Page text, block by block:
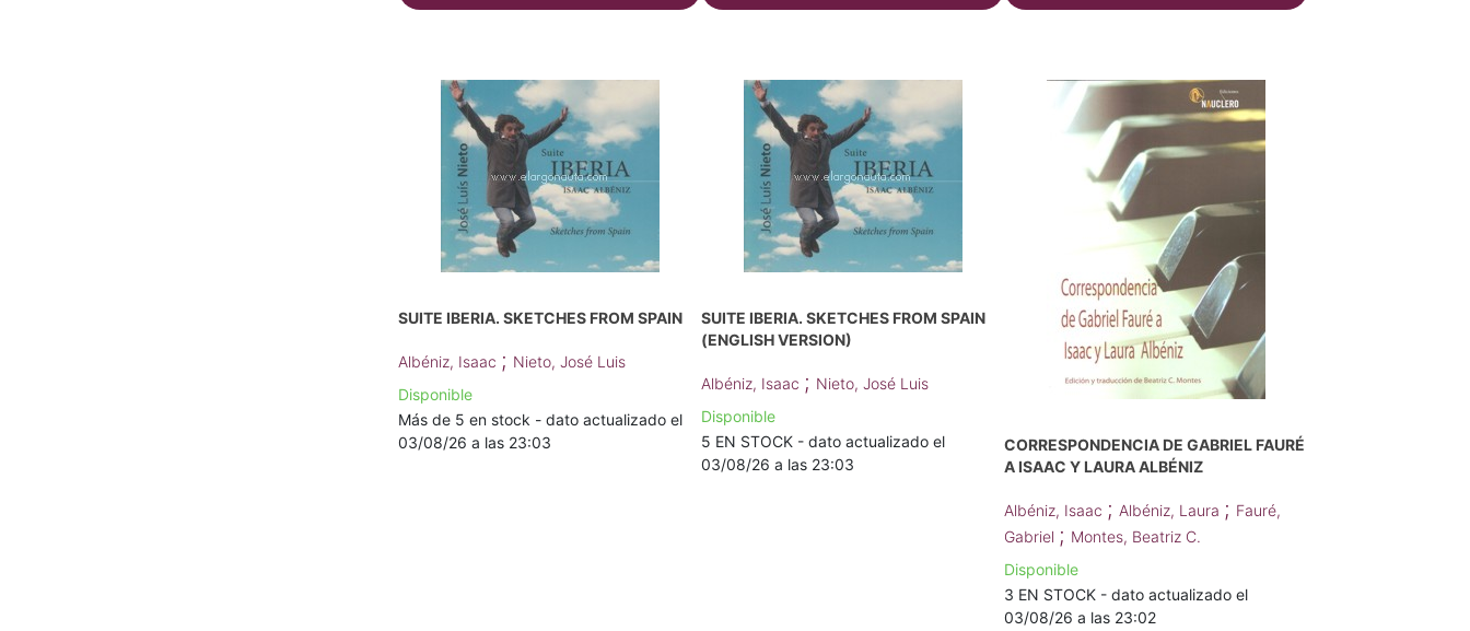
SUITE IBERIA. SKETCHES FROM SPAIN
Albéniz, Isaac ; Nieto, José Luis
Disponible
Más de 5 en stock - dato actualizado el
03/08/26 a las 23:03
SUITE IBERIA. SKETCHES FROM SPAIN
(ENGLISH VERSION)
Albéniz, Isaac ; Nieto, José Luis
Disponible
5 EN STOCK - dato actualizado el
03/08/26 a las 23:03
CORRESPONDENCIA DE GABRIEL FAURÉ
A ISAAC Y LAURA ALBÉNIZ
Albéniz, Isaac ;Albéniz, Laura ; Fauré,
Gabriel ; Montes, Beatriz C.
Disponible
3 EN STOCK - dato actualizado el
03/08/26 a las 23:02